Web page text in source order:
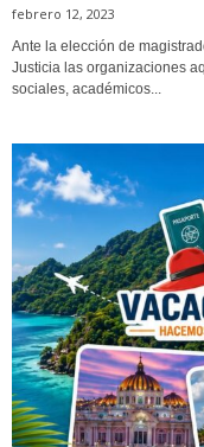
febrero 12, 2023
Ante la elección de
Justicia las organizaciones
sociales, académicos...